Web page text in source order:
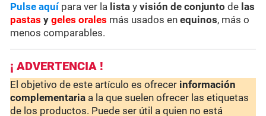
Pulse aquípara ver la lista yvisión de conjunto de las
pastas ygeles orales más usados en equinos, más o
menos comparables.
¡ ADVERTENCIA !
El objetivo de este artículo es ofrecer información
complementaria a la que suelen ofrecer las etiquetas
de los productos. Puede ser útil a quien no está